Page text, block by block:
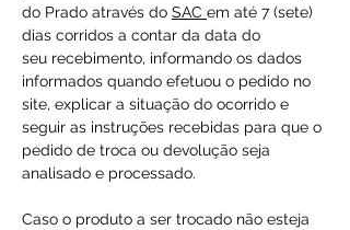
do Prado através do SAC em até 7 (sete)
dias corridos a contar da data do
seu recebimento, informando os dados
informados quando efetuou o pedido no
site, explicar a situação do ocorrido e
seguir as instruções recebidas para que o
pedido de troca ou devolução seja
analisado e processado.
Caso o produto a ser trocado não esteja